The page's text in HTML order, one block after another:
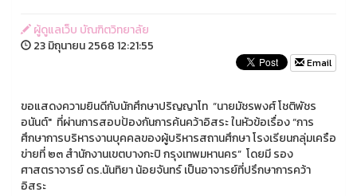
ผู้ดูแลเว็บ บัณฑิตวิทยาลัย
23 มิถุนายน 2568 12:21:55
Email
ขอแสดงความยินดีกับนักศึกษาปริญญาโท “นายมัชรพงศ์ โชติพัชร
อนันต์" ที่ผ่านการสอบป้องกันการค้นคว้าอิสระ ในหัวข้อเรื่อง “การ
ศึกษาการบริหารงานบุคคลของผู้บริหารสถานศึกษา โรงเรียนกลุ่มเครือ
ข่ายที่ ๒๓ สำนักงานเขตบางกะปิ กรุงเทพมหานคร” โดยมี รอง
ศาสตราจารย์ ดร.นันทิยา น้อยจันทร์ เป็นอาจารย์ที่ปรึกษาการคว้า
อิสระ